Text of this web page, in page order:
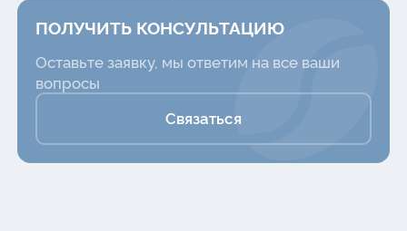
ПОЛУЧИТЬ КОНСУЛЬТАЦИЮ
Оставьте заявку, мы ответим на все ваши
вопросы
Связаться